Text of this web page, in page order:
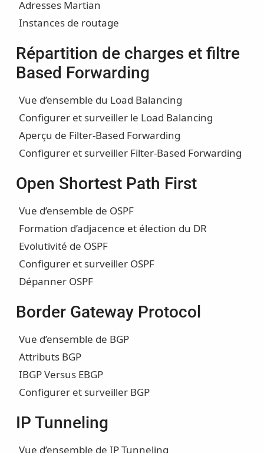
Adresses Martian
Instances de routage
Répartition de charges et filtre
Based Forwarding
Vue d’ensemble du Load Balancing
Configurer et surveiller le Load Balancing
Aperçu de Filter-Based Forwarding
Configurer et surveiller Filter-Based Forwarding
Open Shortest Path First
Vue d’ensemble de OSPF
Formation d’adjacence et élection du DR
Evolutivité de OSPF
Configurer et surveiller OSPF
Dépanner OSPF
Border Gateway Protocol
Vue d’ensemble de BGP
Attributs BGP
IBGP Versus EBGP
Configurer et surveiller BGP
IP Tunneling
Vue d’ensemble de IP Tunneling